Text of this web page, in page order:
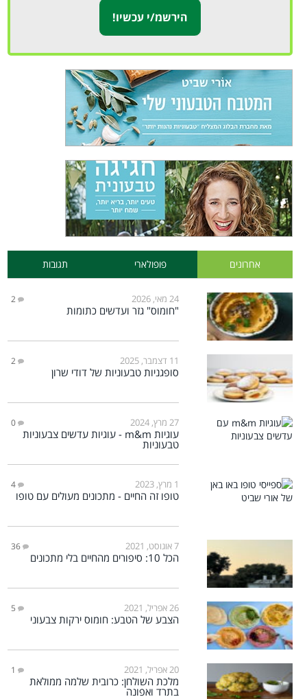
אחרונים פופולארי תגובות
24 מאי, 2026 2
"חומוס" גזר ועדשים כתומות
11 דצמבר, 2025 2
סופגניות טבעוניות של דודי שרון
27 מרץ, 2024 0
עוגיות m&m - עוגיות עדשים צבעוניות
טבעוניות
1 מרץ, 2023 4
טופו זה החיים - מתכונים מעולים עם טופו
7 אוגוסט, 2021 36
הכל 10: סיפורים מהחיים בלי מתכונים
26 אפריל, 2021 5
הצבע של הטבע: חומוס ירקות צבעוני
20 אפריל, 2021 1
מלכת השולחן: כרובית שלמה ממולאת
בתרד ואפונה